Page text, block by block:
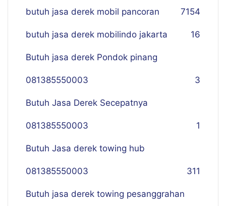
154
butuh jasa derek mobil pancoran 7
butuh jasa derek mobilindo jakarta 16
Butuh jasa derek Pondok pinang
081385550003 3
Butuh Jasa Derek Secepatnya
081385550003 1
Butuh Jasa derek towing hub
081385550003 311
Butuh jasa derek towing pesanggrahan